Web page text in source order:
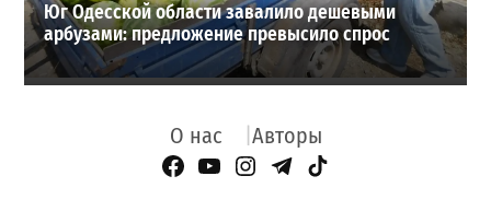
Юг Одесской области завалило дешевыми
арбузами: предложение превысило спрос
О нас Авторы
Facebook Page
YouTube
Instagram
Telegram
TikTok